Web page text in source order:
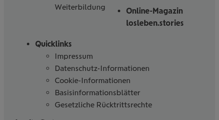
Weiterbildung
Online-Magazin
losleben.stories
Quicklinks
Impressum
Datenschutz-Informationen
Cookie-Informationen
Basisinformationsblätter
Gesetzliche Rücktrittsrechte